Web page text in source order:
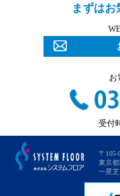
まずはお
お
受付
〒
東京
一星